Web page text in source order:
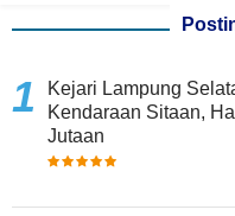
Kejari Lampung
Kendaraan Sitaan,
Jutaan